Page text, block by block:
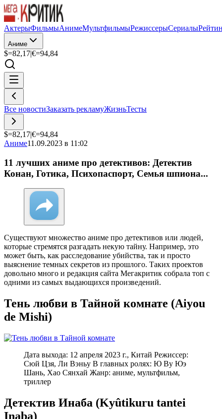
АктерыФильмыАнимеМультфильмыРежиссерыСериалы
Аниме
$=82,17|€=94,84
Все новостиЗаказать рекламуЖизньТесты
$=82,17|€=94,84
Аниме11.09.2023 в 11:02
11 лучших аниме про детективов: Детектив
Конан, Готика, Психопаспорт, Семья шпиона...
Существуют множество аниме про детективов или людей,
которые стремятся разгадать некую тайну. Например, это
может быть, как расследование убийства, так и просто
выяснение темных секретов из прошлого. Таких проектов
довольно много и редакция сайта Мегакритик собрала топ с
одними из самых выдающихся произведений.
Тень любви в Тайной комнате (Aiyou
de Mishi)
Дата выхода: 12 апреля 2023 г., Китай Режиссер:
Сюй Цзя, Ли Вэньу В главных ролях: Ю Ву Юэ
Шань, Хао Сянхай Жанр: аниме, мультфильм,
триллер
Детектив Инаба (Kyûtikuru tantei
Inaba)